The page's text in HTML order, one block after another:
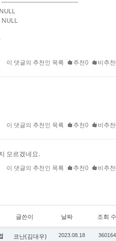
이 댓글의 추천인 목록 추천0 비추
이 댓글의 추천인 목록 추천0 비추
모르겠네요.
이 댓글의 추천인 목록 추천0 비추
글쓴이 날짜 조회 수
코난(김대우) 2023.08.18 360164